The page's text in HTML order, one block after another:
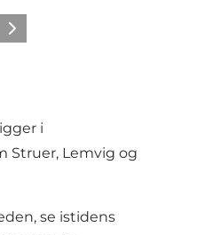
Næste
i
Struer, Lemvig og
se istidens